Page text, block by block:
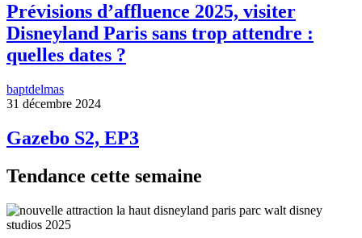
Prévisions d’affluence 2025, visiter
Disneyland Paris sans trop attendre :
quelles dates ?
baptdelmas
31 décembre 2024
Gazebo S2, EP3
Tendance cette semaine